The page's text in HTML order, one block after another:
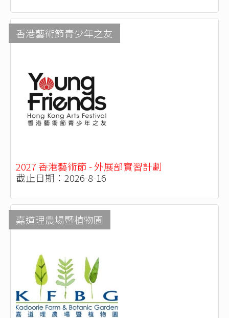
香港藝術節青少年之友
2027 香港藝術節 - 外展部實習計劃
截止日期：2026-8-16
嘉道理農場暨植物園